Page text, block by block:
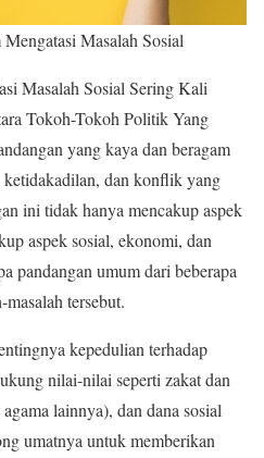
Masalah Sosial
Masalah Sosial Sering Kali
Tokoh-Tokoh Politik Yang
yang kaya dan beragam
ketidakadilan, dan konflik yang
ini tidak hanya mencakup aspek
aspek sosial, ekonomi, dan
pandangan umum dari beberapa
masalah tersebut.
kepedulian terhadap
nilai-nilai seperti zakat dan
lainnya), dan dana sosial
umatnya untuk memberikan